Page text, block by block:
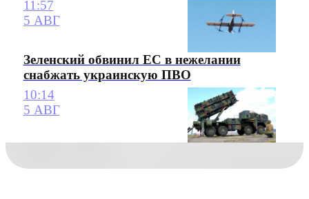
11:57
5 АВГ
Зеленский обвинил ЕС в нежелании
снабжать украинскую ПВО
10:14
5 АВГ